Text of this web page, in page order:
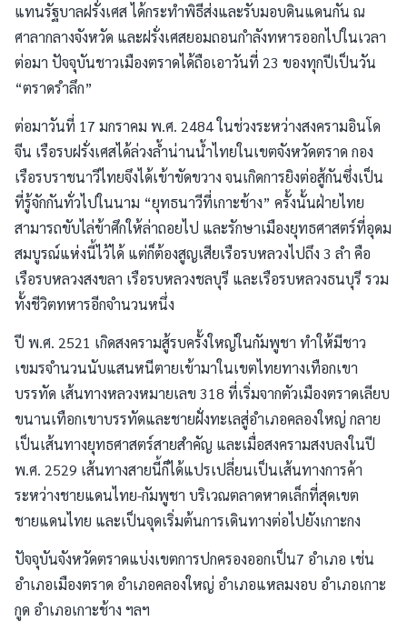
แทนรัฐบาลฝรั่งเศส ได้กระทำพิธีส่งและรับมอบดินแดนกัน ณ
ศาลากลางจังหวัด และฝรั่งเศสยอมถอนกำลังทหารออกไปในเวลา
ต่อมา ปัจจุบันชาวเมืองตราดได้ถือเอาวันที่ 23 ของทุกปีเป็นวัน
“ตราดรำลึก”
ต่อมาวันที่ 17 มกราคม พ.ศ. 2484 ในช่วงระหว่างสงครามอินโด
จีน เรือรบฝรั่งเศสได้ล่วงล้ำน่านน้ำไทยในเขตจังหวัดตราด กอง
เรือรบราชนาวีไทยจึงได้เข้าขัดขวาง จนเกิดการยิงต่อสู้กันซึ่งเป็น
ที่รู้จักกันทั่วไปในนาม “ยุทธนาวีที่เกาะช้าง” ครั้งนั้นฝ่ายไทย
สามารถขับไล่ข้าศึกให้ล่าถอยไป และรักษาเมืองยุทธศาสตร์ที่อุดม
สมบูรณ์แห่งนี้ไว้ได้ แต่ก็ต้องสูญเสียเรือรบหลวงไปถึง 3 ลำ คือ
เรือรบหลวงสงขลา เรือรบหลวงชลบุรี และเรือรบหลวงธนบุรี รวม
ทั้งชีวิตทหารอีกจำนวนหนึ่ง
ปี พ.ศ. 2521 เกิดสงครามสู้รบครั้งใหญ่ในกัมพูชา ทำให้มีชาว
เขมรจำนวนนับแสนหนีตายเข้ามาในเขตไทยทางเทือกเขา
บรรทัด เส้นทางหลวงหมายเลข 318 ที่เริ่มจากตัวเมืองตราดเลียบ
ขนานเทือกเขาบรรทัดและชายฝั่งทะเลสู่อำเภอคลองใหญ่ กลาย
เป็นเส้นทางยุทธศาสตร์สายสำคัญ และเมื่อสงครามสงบลงในปี
พ.ศ. 2529 เส้นทางสายนี้ก็ได้แปรเปลี่ยนเป็นเส้นทางการค้า
ระหว่างชายแดนไทย-กัมพูชา บริเวณตลาดหาดเล็กที่สุดเขต
ชายแดนไทย และเป็นจุดเริ่มต้นการเดินทางต่อไปยังเกาะกง
ปัจจุบันจังหวัดตราดแบ่งเขตการปกครองออกเป็น7 อำเภอ เช่น
อำเภอเมืองตราด อำเภอคลองใหญ่ อำเภอแหลมงอบ อำเภอเกาะ
กูด อำเภอเกาะช้าง ฯลฯ